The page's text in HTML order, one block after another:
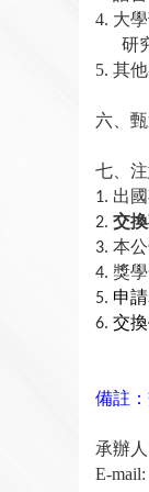
4. 大
研
5. 其
六、
七、注
1. 出
2. 交
3. 本
4. 獎
5. 申
6. 交
備註
承辦
E-mail: